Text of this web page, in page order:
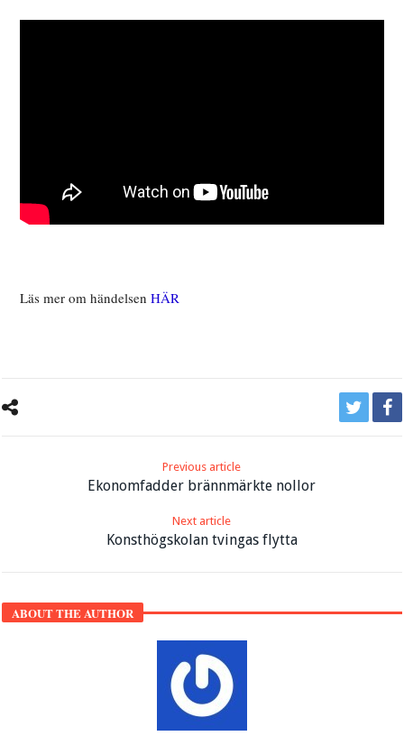
Läs mer om händelsenHÄR
Previous article
Ekonomfadder brännmärkte nollor
Next article
Konsthögskolan tvingas flytta
ABOUT THE AUTHOR